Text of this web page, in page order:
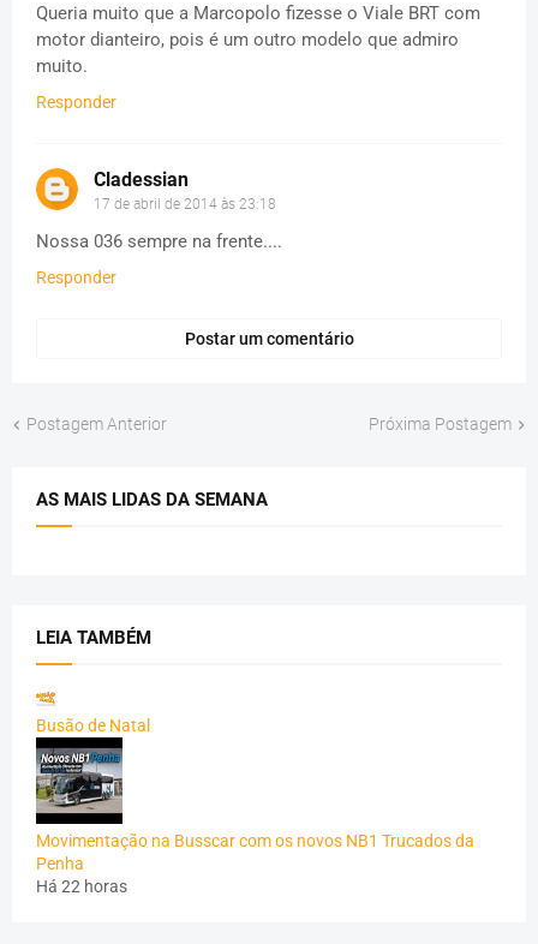
Queria muito que a Marcopolo fizesse o Viale BRT com
motor dianteiro, pois é um outro modelo que admiro
muito.
Responder
Cladessian
17 de abril de 2014 às 23:18
Nossa 036 sempre na frente....
Responder
Postar um comentário
Postagem Anterior Próxima Postagem
AS MAIS LIDAS DA SEMANA
LEIA TAMBÉM
Busão de Natal
Movimentação na Busscar com os novos NB1 Trucados da
Penha
Há 22 horas